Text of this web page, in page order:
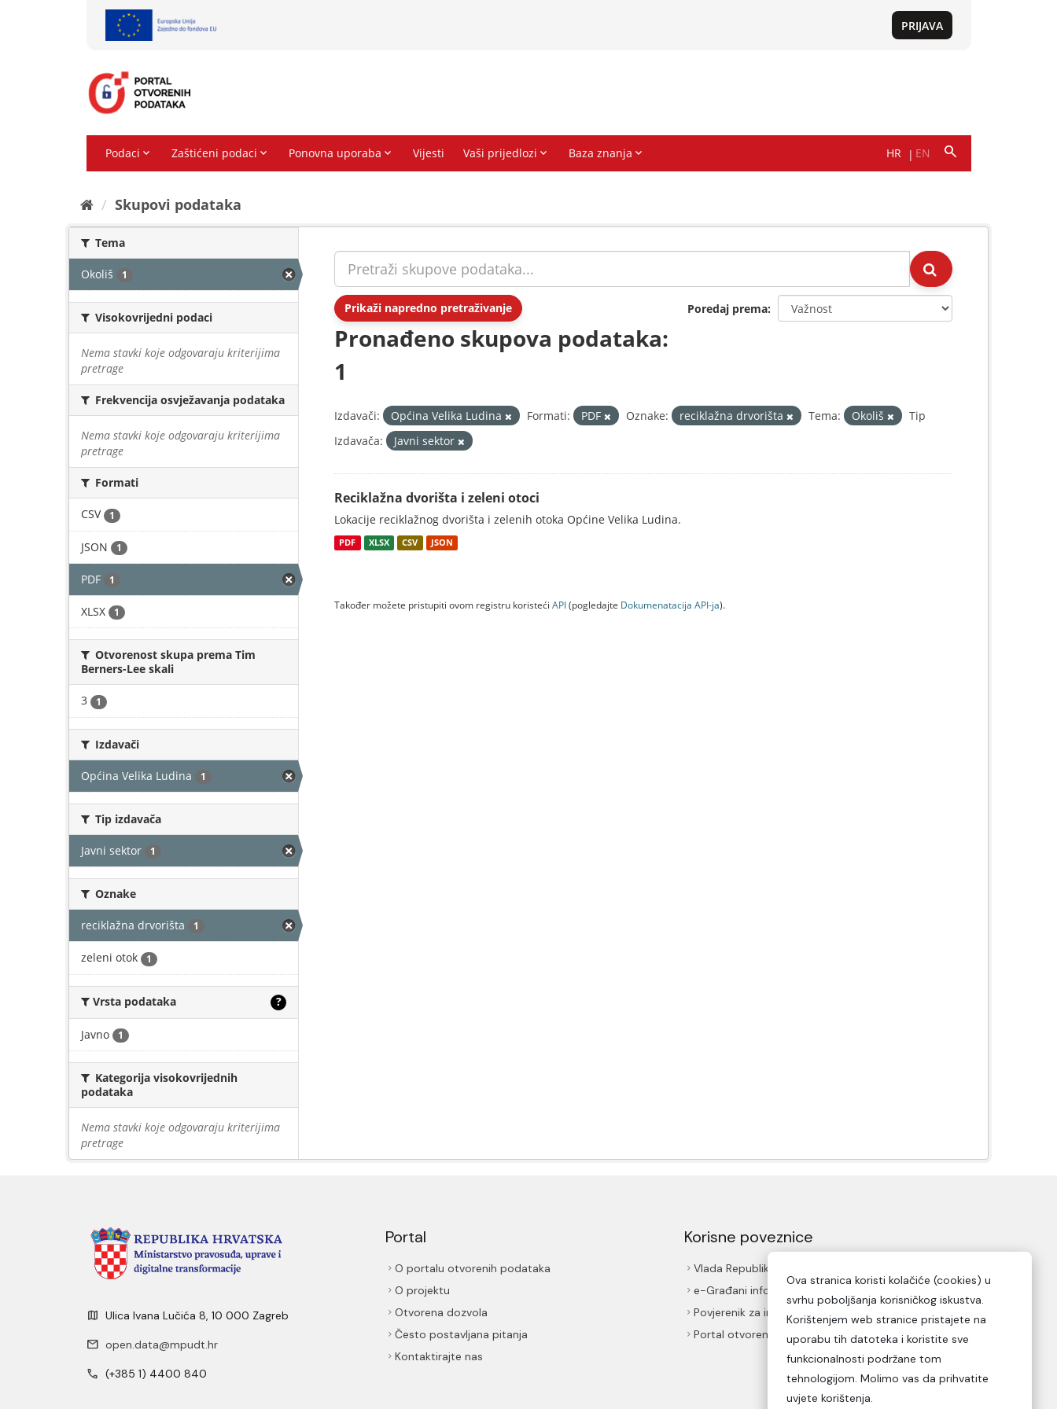
Skupovi podаtаkа
Tema
Okoliš 1
Visokovrijedni podaci
Nema stavki koje odgovaraju kriterijima
pretrage
Frekvencija osvježavanja podataka
Nema stavki koje odgovaraju kriterijima
pretrage
Formati
CSV 1
JSON 1
PDF 1
XLSX 1
Otvorenost skupa prema Tim
Berners-Lee skali
3 1
Izdavači
Općina Velika Ludina 1
Tip izdavača
Javni sektor 1
Oznake
reciklažna drvorišta 1
zeleni otok 1
Vrsta podataka ?
Javno 1
Kategorija visokovrijednih
podataka
Nema stavki koje odgovaraju kriterijima
pretrage
Prikaži napredno pretraživanje Poredaj prema
Pronađeno skupova podataka:
1
Izdavači: Općina Velika Ludina Formati: PDF Oznake: reciklažna drvorišta Tema: Okoliš
Tip
Izdavača:
Javni sektor
Reciklažna dvorišta i zeleni otoci
Lokacije reciklažnog dvorišta i zelenih otoka Općine Velika Ludina.
PDF XLSX CSV JSON
Također možete pristupiti ovom registru koristeći API(pogledajte Dokumenаtаcijа API-jа).